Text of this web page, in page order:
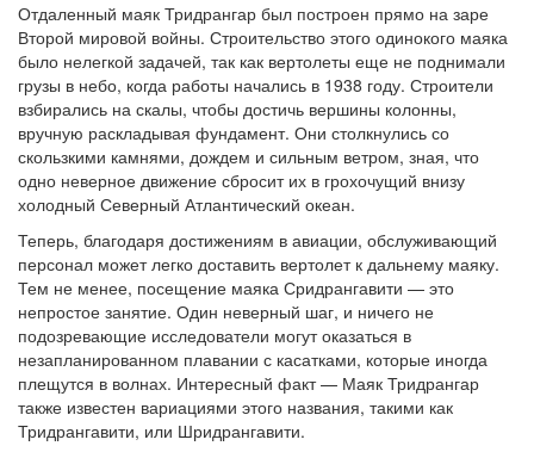
Отдаленный маяк Тридрангар был построен прямо на заре
Второй мировой войны. Строительство этого одинокого маяка
было нелегкой задачей, так как вертолеты еще не поднимали
грузы в небо, когда работы начались в 1938 году. Строители
взбирались на скалы, чтобы достичь вершины колонны,
вручную раскладывая фундамент. Они столкнулись со
скользкими камнями, дождем и сильным ветром, зная, что
одно неверное движение сбросит их в грохочущий внизу
холодный Северный Атлантический океан.
Теперь, благодаря достижениям в авиации, обслуживающий
персонал может легко доставить вертолет к дальнему маяку.
Тем не менее, посещение маяка Сридрангавити — это
непростое занятие. Один неверный шаг, и ничего не
подозревающие исследователи могут оказаться в
незапланированном плавании с касатками, которые иногда
плещутся в волнах. Интересный факт — Маяк Тридрангар
также известен вариациями этого названия, такими как
Тридрангавити, или Шридрангавити.